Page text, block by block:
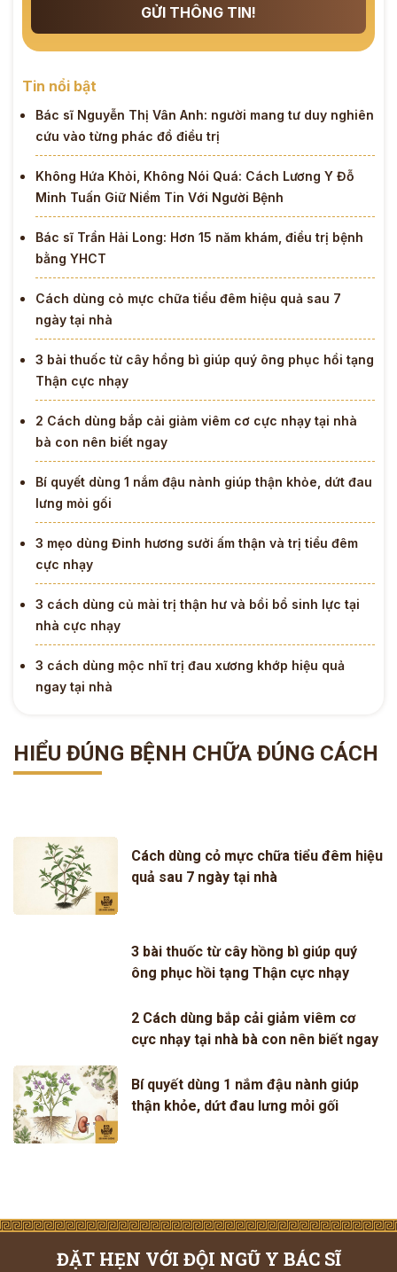
GỬI THÔNG TIN!
Tin nổi bật
Bác sĩ Nguyễn Thị Vân Anh: người mang tư duy nghiên
cứu vào từng phác đồ điều trị
Không Hứa Khỏi, Không Nói Quá: Cách Lương Y Đỗ
Minh Tuấn Giữ Niềm Tin Với Người Bệnh
Bác sĩ Trần Hải Long: Hơn 15 năm khám, điều trị bệnh
bằng YHCT
Cách dùng cỏ mực chữa tiểu đêm hiệu quả sau 7
ngày tại nhà
3 bài thuốc từ cây hồng bì giúp quý ông phục hồi tạng
Thận cực nhạy
2 Cách dùng bắp cải giảm viêm cơ cực nhạy tại nhà
bà con nên biết ngay
Bí quyết dùng 1 nắm đậu nành giúp thận khỏe, dứt đau
lưng mỏi gối
3 mẹo dùng Đinh hương sưởi ấm thận và trị tiểu đêm
cực nhạy
3 cách dùng củ mài trị thận hư và bồi bổ sinh lực tại
nhà cực nhạy
3 cách dùng mộc nhĩ trị đau xương khớp hiệu quả
ngay tại nhà
HIỂU ĐÚNG BỆNH CHỮA ĐÚNG CÁCH
Cách dùng cỏ mực chữa tiểu đêm hiệu
quả sau 7 ngày tại nhà
3 bài thuốc từ cây hồng bì giúp quý
ông phục hồi tạng Thận cực nhạy
2 Cách dùng bắp cải giảm viêm cơ
cực nhạy tại nhà bà con nên biết ngay
Bí quyết dùng 1 nắm đậu nành giúp
thận khỏe, dứt đau lưng mỏi gối
ĐẶT HẸN VỚI ĐỘI NGŨ Y BÁC SĨ